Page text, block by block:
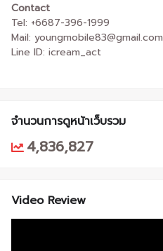
Contact
Tel: +6687-396-1999
Mail: youngmobile83@gmail.com
Line ID: icream_act
จำนวนการดูหน้าเว็บรวม
4,836,827
Video Review